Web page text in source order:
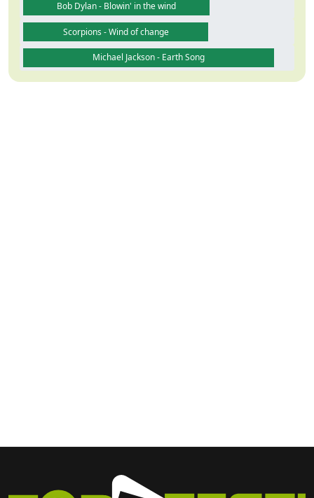
Bob Dylan - Blowin' in the wind
Scorpions - Wind of change
Michael Jackson - Earth Song